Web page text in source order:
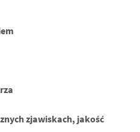
zjawiskach, jakość